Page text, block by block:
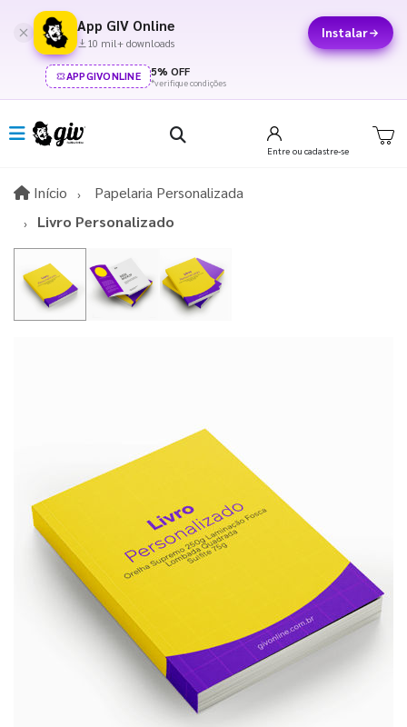
App GIV Online
10 mil+ downloads
Instalar
APPGIVONLINE 5% OFF
*verifique condições
Entre ou cadastre-se
Início InícioPapelaria Personalizada
Livro Personalizado